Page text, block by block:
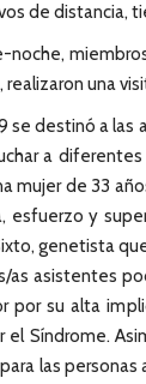
de distancia,
noche,
una
se destinó a
a
mujer de 33
esfuerzo y
genetista
asistentes
por su alta
Síndrome.
las